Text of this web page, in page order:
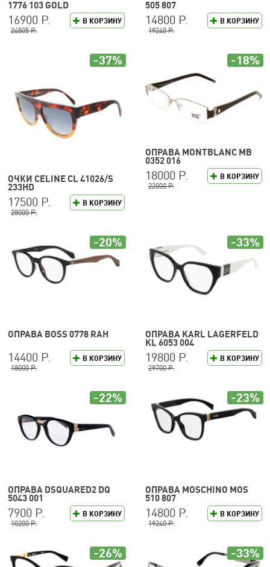
1776 103 GOLD
В КОРЗИНУ
16900 Р.
24505 Р.
505 807
В КОРЗИНУ
14800 Р.
19240 Р.
ОЧКИ CELINE CL 41026/S
233HD
В КОРЗИНУ
17500 Р.
28000 Р.
-37%
ОПРАВА MONTBLANC MB
0352 016
В КОРЗИНУ
18000 Р.
22000 Р.
-18%
ОПРАВА BOSS 0778 RAH
В КОРЗИНУ
14400 Р.
18000 Р.
-20%
ОПРАВА KARL LAGERFELD
KL 6053 004
В КОРЗИНУ
19800 Р.
29700 Р.
-33%
ОПРАВА DSQUARED2 DQ
5043 001
В КОРЗИНУ
7900 Р.
10200 Р.
-22%
ОПРАВА MOSCHINO MOS
510 807
В КОРЗИНУ
14800 Р.
19240 Р.
-23%
-26% -33%